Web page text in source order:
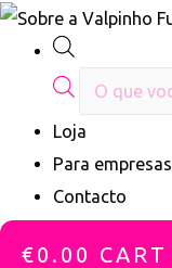
Products
Loja
Para empresas
Contacto
€0.00 CART